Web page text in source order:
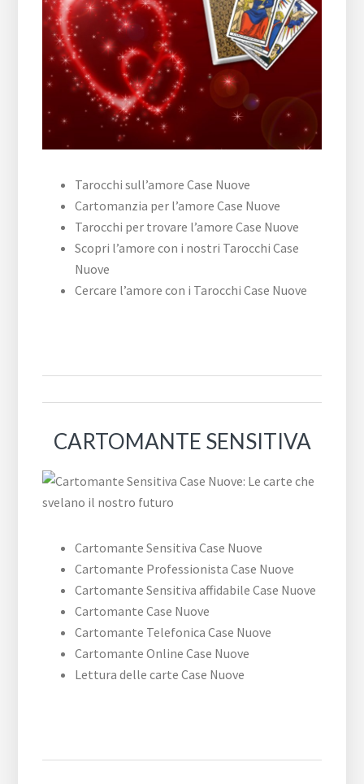
Tarocchi sull’amore Case Nuove
Cartomanzia per l’amore Case Nuove
Tarocchi per trovare l’amore Case Nuove
Scopri l’amore con i nostri Tarocchi Case
Nuove
Cercare l’amore con i Tarocchi Case Nuove
CARTOMANTE SENSITIVA
Cartomante Sensitiva Case Nuove
Cartomante Professionista Case Nuove
Cartomante Sensitiva affidabile Case Nuove
Cartomante Case Nuove
Cartomante Telefonica Case Nuove
Cartomante Online Case Nuove
Lettura delle carte Case Nuove